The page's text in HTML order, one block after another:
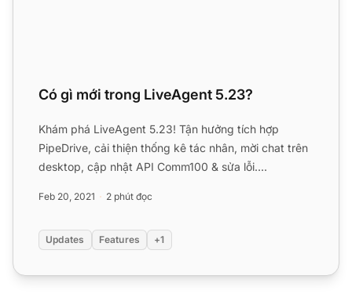
Có gì mới trong LiveAgent 5.23?
Khám phá LiveAgent 5.23! Tận hưởng tích hợp
PipeDrive, cải thiện thống kê tác nhân, mời chat trên
desktop, cập nhật API Comm100 & sửa lỗi....
Feb 20, 2021 2 phút đọc
Updates Features +1